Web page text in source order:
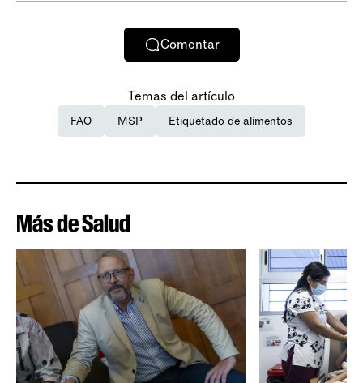
Comentar
Temas del artículo
FAO MSP Etiquetado de alimentos
Más de Salud